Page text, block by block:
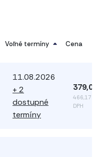
Voľné termíny Cena
11.08.2026
+ 2
dostupné
termíny
466,17
DPH